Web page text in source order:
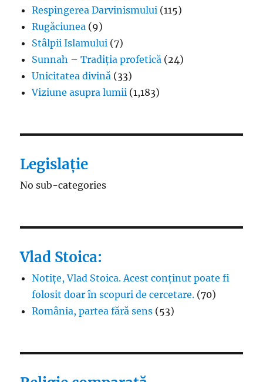
Respingerea Darvinismului (115)
Rugăciunea (9)
Stâlpii Islamului (7)
Sunnah – Tradiția profetică (24)
Unicitatea divină (33)
Viziune asupra lumii (1,183)
Legislație
No sub-categories
Vlad Stoica:
Notițe, Vlad Stoica. Acest conținut poate fi
folosit doar în scopuri de cercetare. (70)
România, partea fără sens (53)